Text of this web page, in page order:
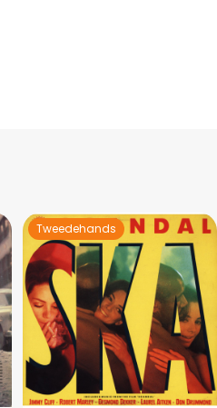
Tweedehands